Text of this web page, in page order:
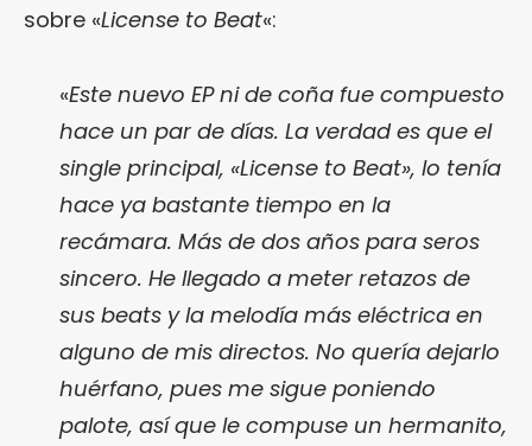
sobre «License to Beat«:
«Este nuevo EP ni de coña fue compuesto
hace un par de días. La verdad es que el
single principal, «License to Beat», lo tenía
hace ya bastante tiempo en la
recámara. Más de dos años para seros
sincero. He llegado a meter retazos de
sus beats y la melodía más eléctrica en
alguno de mis directos. No quería dejarlo
huérfano, pues me sigue poniendo
palote, así que le compuse un hermanito,